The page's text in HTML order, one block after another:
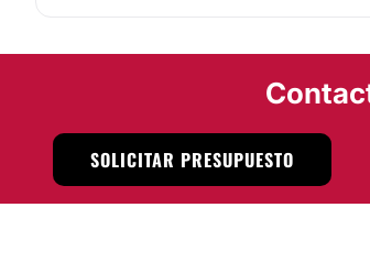
GEMA Gabinet d'Especialitats
Posibilidad de videoconsulta:
SOLICITAR PRESUPUESTO